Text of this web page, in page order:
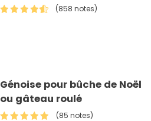
(858 notes)
Génoise pour bûche de Noël
ou gâteau roulé
(85 notes)